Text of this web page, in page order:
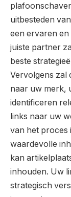
uitbesteden
een ervaren
juiste partner
beste
Vervolgens zal
naar uw merk,
identificeren
links naar uw
van het proces
waardevolle
kan
inhouden. Uw
strategisch